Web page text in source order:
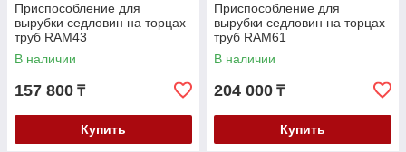
Приспособление для
вырубки седловин на торцах
труб RAM43
В наличии
157 800 ₸
Купить
Приспособление для
вырубки седловин на торцах
труб RAM61
В наличии
204 000 ₸
Купить